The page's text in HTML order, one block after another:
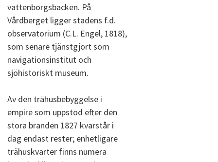
vattenborgsbacken. På
Vårdberget ligger stadens f.d.
observatorium (C.L. Engel, 1818),
som senare tjänstgjort som
navigationsinstitut och
sjöhistoriskt museum.
Av den trähusbebyggelse i
empire som uppstod efter den
stora branden 1827 kvarstår i
dag endast rester; enhetligare
trähuskvarter finns numera